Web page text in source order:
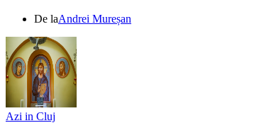
De laAndrei Mureșan
Azi in Cluj